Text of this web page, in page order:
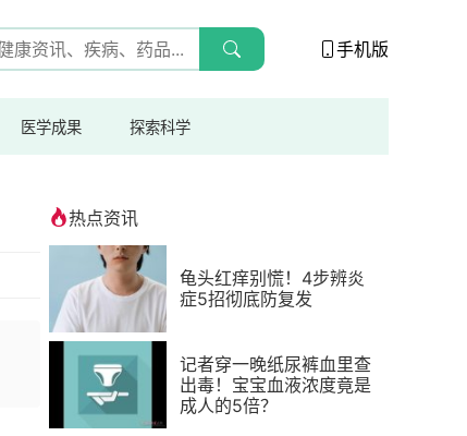
手机版
医学成果 探索科学
热点资讯
龟头红痒别慌！4步辨炎
症5招彻底防复发
记者穿一晚纸尿裤血里查
出毒！宝宝血液浓度竟是
成人的5倍？